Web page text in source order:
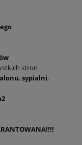
stron
, sypialni,